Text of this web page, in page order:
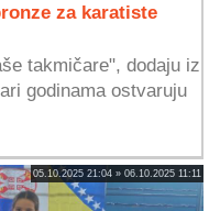
za karatiste
takmičare", dodaju iz
godinama ostvaruju
05.10.2025 21:04 » 06.10.2025 11:11